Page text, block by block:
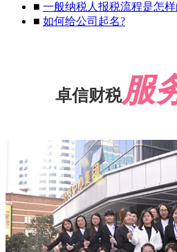
■ 一般纳税人报税流程是怎样
■ 如何给公司起名?
卓信财税服